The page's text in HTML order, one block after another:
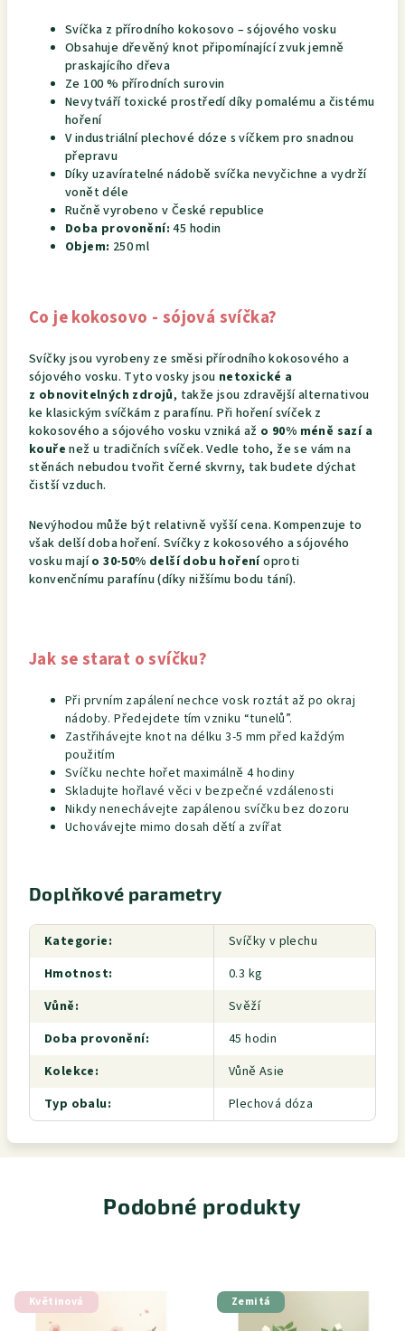
Svíčka z přírodního kokosovo – sójového vosku
Obsahuje dřevěný knot připomínající zvuk jemně
praskajícího dřeva
Ze 100 % přírodních surovin
Nevytváří toxické prostředí díky pomalému a čistému
hoření
V industriální plechové dóze s víčkem pro snadnou
přepravu
Díky uzavíratelné nádobě svíčka nevyčichne a vydrží
vonět déle
Ručně vyrobeno v České republice
Doba provonění: 45 hodin
Objem: 250 ml
Co je kokosovo - sójová svíčka?
Svíčky jsou vyrobeny ze směsi přírodního kokosového a
sójového vosku. Tyto vosky jsou netoxické a
z obnovitelných zdrojů, takže jsou zdravější alternativou
ke klasickým svíčkám z parafínu. Při hoření svíček z
kokosového a sójového vosku vzniká až o 90% méně sazí a
kouře než u tradičních svíček. Vedle toho, že se vám na
stěnách nebudou tvořit černé skvrny, tak budete dýchat
čistší vzduch.
Nevýhodou může být relativně vyšší cena. Kompenzuje to
však delší doba hoření. Svíčky z kokosového a sójového
vosku majío 30-50% delší dobu hořeníoproti
konvenčnímu parafínu (díky nižšímu bodu tání).
Jak se starat o svíčku?
Při prvním zapálení nechce vosk roztát až po okraj
nádoby. Předejdete tím vzniku “tunelů”.
Zastřihávejte knot na délku 3-5 mm před každým
použitím
Svíčku nechte hořet maximálně 4 hodiny
Skladujte hořlavé věci v bezpečné vzdálenosti
Nikdy nenechávejte zapálenou svíčku bez dozoru
Uchovávejte mimo dosah dětí a zvířat
Doplňkové parametry
Kategorie:
Svíčky v plechu
Hmotnost:
0.3 kg
Vůně:
Svěží
Doba provonění:
45 hodin
Kolekce:
Vůně Asie
Typ obalu: Plechová dóza
Podobné produkty
Květinová Zemitá